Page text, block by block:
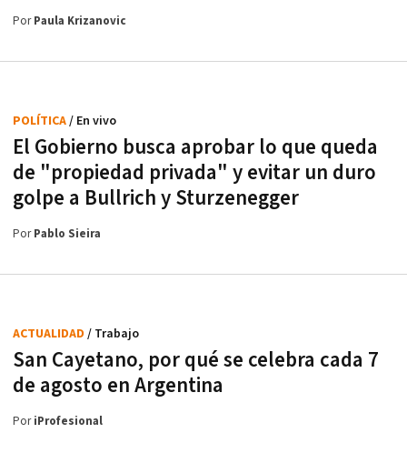
PorPaula Krizanovic
El Gobierno busca aprobar lo que queda
de "propiedad privada" y evitar un duro
golpe a Bullrich y Sturzenegger
POLÍTICA/ En vivo
PorPablo Sieira
San Cayetano, por qué se celebra cada 7
de agosto en Argentina
ACTUALIDAD / Trabajo
PoriProfesional